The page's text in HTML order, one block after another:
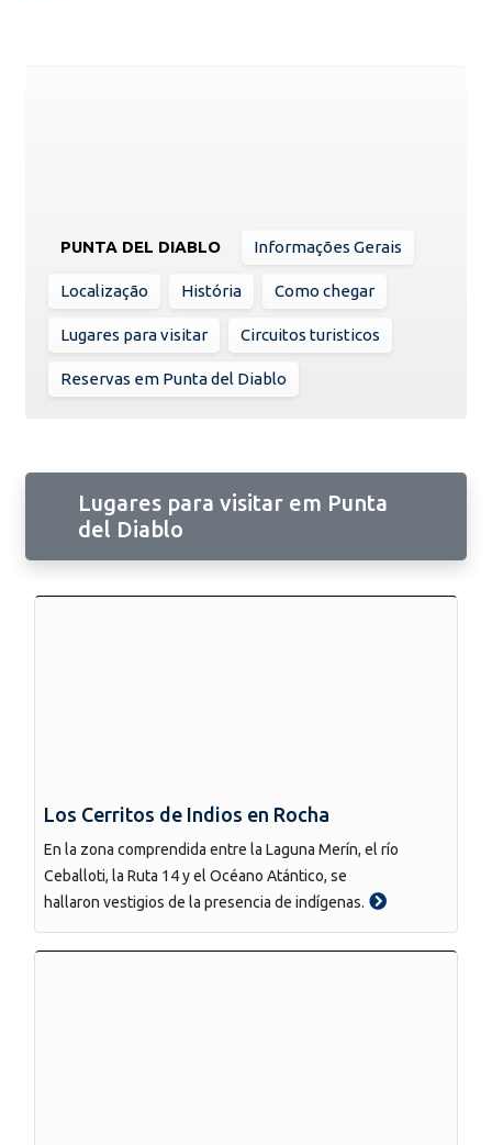
PUNTA DEL DIABLO Informações Gerais
Localização História Como chegar
Lugares para visitar Circuitos turisticos
Reservas em Punta del Diablo
Lugares para visitar em Punta
del Diablo
Los Cerritos de Indios en Rocha
En la zona comprendida entre la Laguna Merín, el río
Ceballoti, la Ruta 14 y el Océano Atántico, se
hallaron vestigios de la presencia de indígenas.